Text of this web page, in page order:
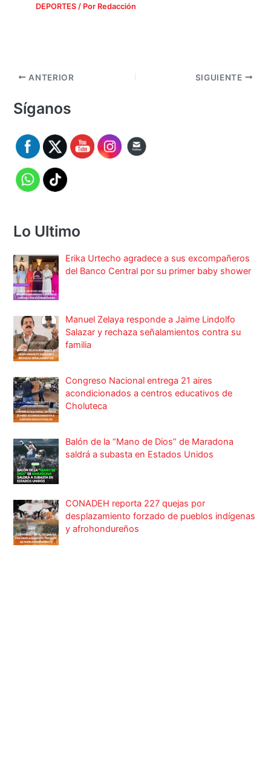
DEPORTES/ Por Redacción
ANTERIOR SIGUIENTE
Síganos
Lo Ultimo
Erika Urtecho agradece a sus excompañeros
del Banco Central por su primer baby shower
Manuel Zelaya responde a Jaime Lindolfo
Salazar y rechaza señalamientos contra su
familia
Congreso Nacional entrega 21 aires
acondicionados a centros educativos de
Choluteca
Balón de la “Mano de Dios” de Maradona
saldrá a subasta en Estados Unidos
CONADEH reporta 227 quejas por
desplazamiento forzado de pueblos indígenas
y afrohondureños